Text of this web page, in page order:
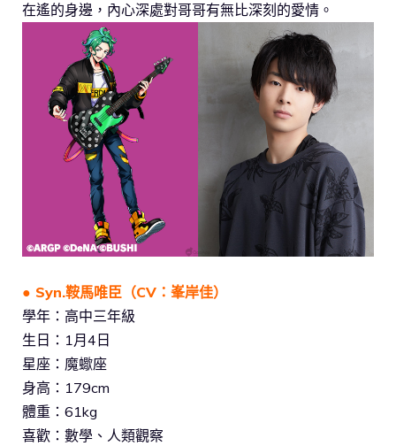
在遙的身邊，內心深處對哥哥有無比深刻的愛情。
● Syn.鞍馬唯臣（CV：峯岸佳）
學年：高中三年級
生日：1月4日
星座：魔蠍座
身高：179cm
體重：61kg
喜歡：數學、人類觀察